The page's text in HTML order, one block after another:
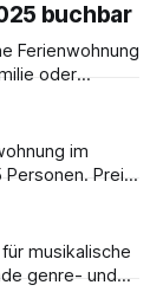
mit Musik
buchbar
Ferienwohnung
oder
in
im
Preis
Forsthaus in
und zur
musikalische
genre- und